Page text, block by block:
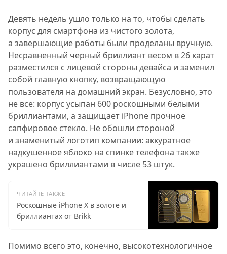
Девять недель ушло только на то, чтобы сделать
корпус для смартфона из чистого золота,
а завершающие работы были проделаны вручную.
Несравненный черный бриллиант весом в 26 карат
разместился с лицевой стороны девайса и заменил
собой главную кнопку, возвращающую
пользователя на домашний экран. Безусловно, это
не все: корпус усыпан 600 роскошными белыми
бриллиантами, а защищает iPhone прочное
сапфировое стекло. Не обошли стороной
и знаменитый логотип компании: аккуратное
надкушенное яблоко на спинке телефона также
украшено бриллиантами в числе 53 штук.
ЧИТАЙТЕ ТАКЖЕ
Роскошные iPhone X в золоте и
бриллиантах от Brikk
Помимо всего это, конечно, высокотехнологичное